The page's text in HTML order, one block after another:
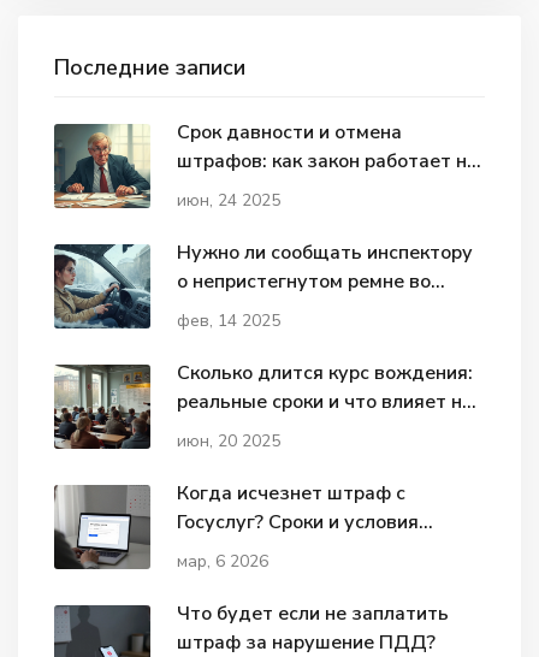
Последние записи
Срок давности и отмена
штрафов: как закон работает на
вашей стороне
июн, 24 2025
Нужно ли сообщать инспектору
о непристегнутом ремне во
время экзамена?
фев, 14 2025
Сколько длится курс вождения:
реальные сроки и что влияет на
обучение
июн, 20 2025
Когда исчезнет штраф с
Госуслуг? Сроки и условия
списания штрафов за нарушение
мар, 6 2026
Что будет если не заплатить
штраф за нарушение ПДД?